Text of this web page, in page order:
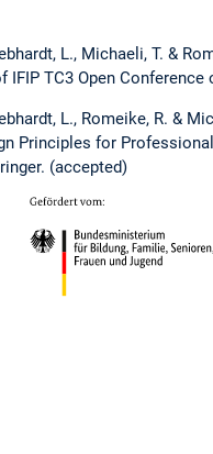
L., Michaeli, T. &
IFIP TC3 Open
L., Romeike, R. &
Principles for
(accepted)